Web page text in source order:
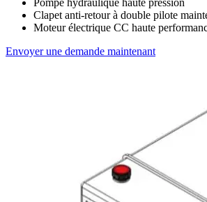
Pompe hydraulique haute pression
Clapet anti-retour à double pilote
Moteur électrique CC haute
Envoyer une demande maintenant